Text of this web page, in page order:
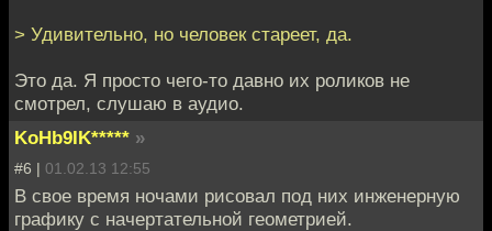
> Удивительно, но человек стареет, да.
Это да. Я просто чего-то давно их роликов не
смотрел, слушаю в аудио.
KoHb9IK***** »
#6 | 01.02.13 12:55
В свое время ночами рисовал под них инженерную
графику с начертательной геометрией.